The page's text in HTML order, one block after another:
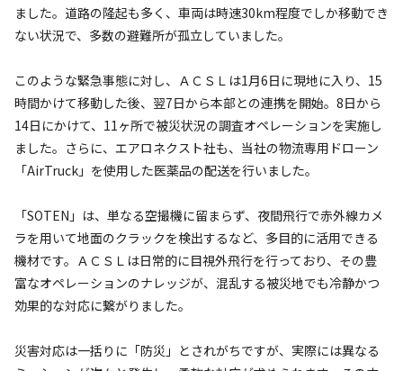
ました。道路の隆起も多く、車両は時速30km程度でしか移動でき
ない状況で、多数の避難所が孤立していました。
このような緊急事態に対し、ＡＣＳＬは1月6日に現地に入り、15
時間かけて移動した後、翌7日から本部との連携を開始。8日から
14日にかけて、11ヶ所で被災状況の調査オペレーションを実施し
ました。さらに、エアロネクスト社も、当社の物流専用ドローン
「AirTruck」を使用した医薬品の配送を行いました。
「SOTEN」は、単なる空撮機に留まらず、夜間飛行で赤外線カメ
ラを用いて地面のクラックを検出するなど、多目的に活用できる
機材です。ＡＣＳＬは日常的に目視外飛行を行っており、その豊
富なオペレーションのナレッジが、混乱する被災地でも冷静かつ
効果的な対応に繋がりました。
災害対応は一括りに「防災」とされがちですが、実際には異なる